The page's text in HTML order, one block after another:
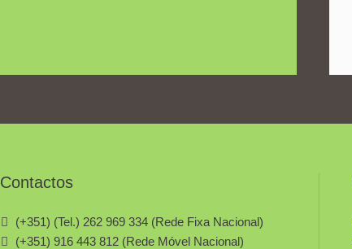
Contactos
(+351) (Tel.) 262 969 334 (Rede Fixa Nacional)
(+351) 916 443 812 (Rede Móvel Nacional)